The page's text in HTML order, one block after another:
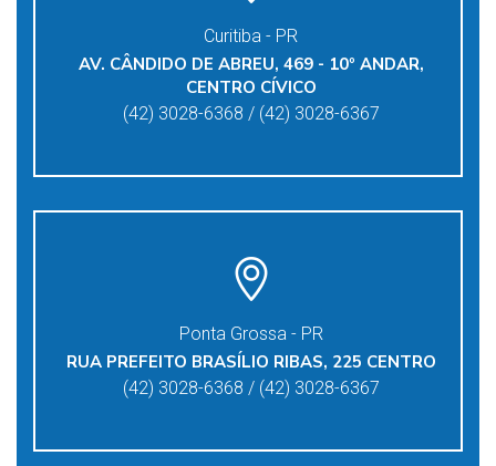
Curitiba - PR
AV. CÂNDIDO DE ABREU, 469 - 10º ANDAR,
CENTRO CÍVICO
(42) 3028-6368 / (42) 3028-6367
Ponta Grossa - PR
RUA PREFEITO BRASÍLIO RIBAS, 225 CENTRO
(42) 3028-6368 / (42) 3028-6367